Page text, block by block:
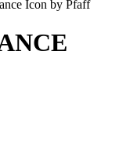
Icon by Pfaff